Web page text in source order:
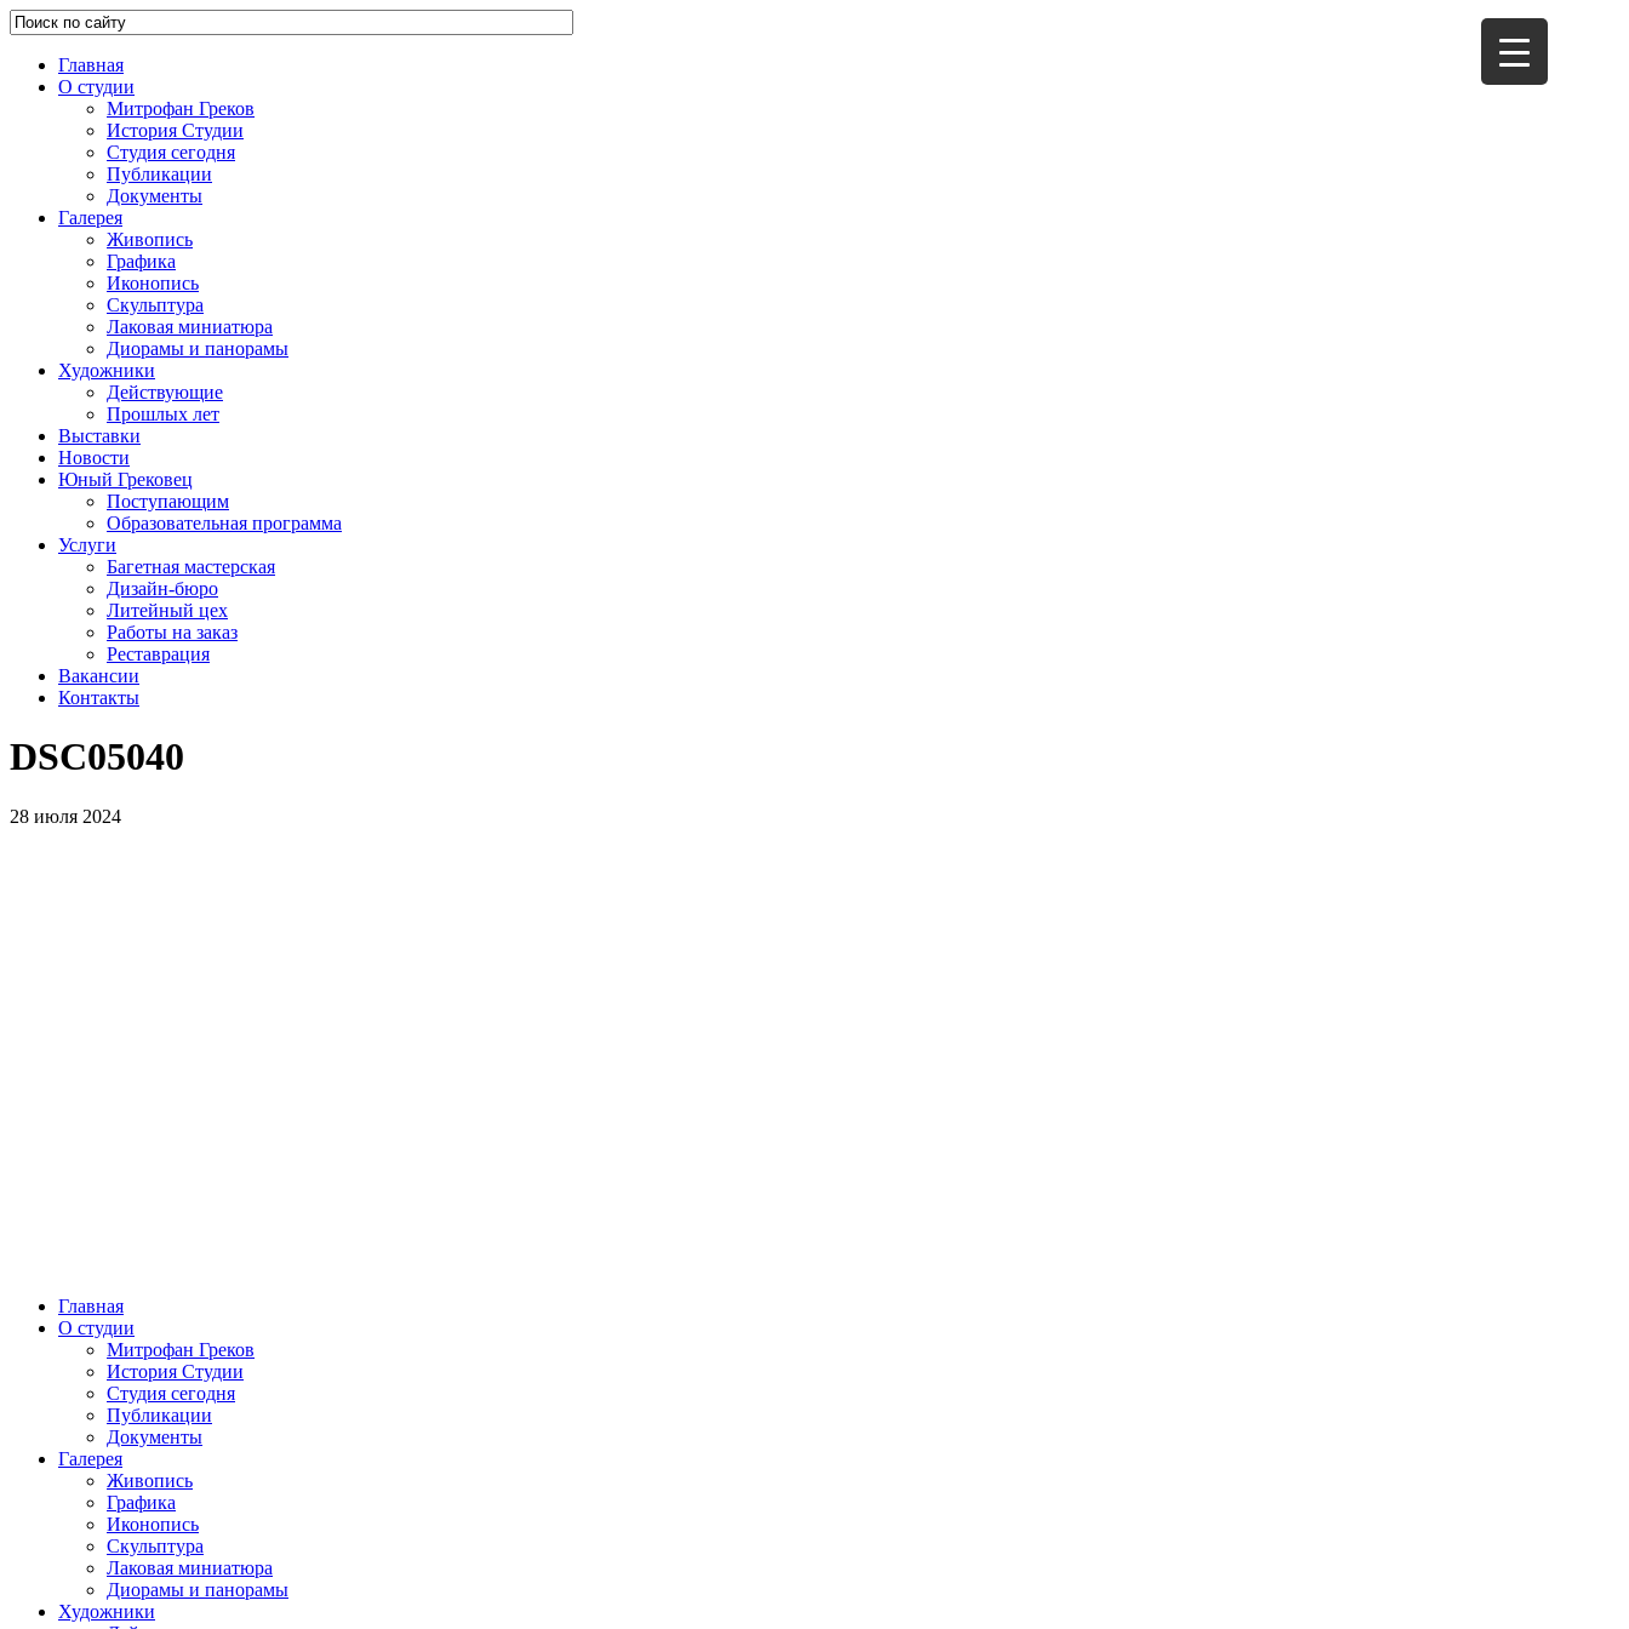
Главная
О студии
Митрофан Греков
История Студии
Студия сегодня
Публикации
Документы
Галерея
Живопись
Графика
Иконопись
Скульптура
Лаковая миниатюра
Диорамы и панорамы
Художники
Действующие
Прошлых лет
Выставки
Новости
Юный Грековец
Поступающим
Образовательная программа
Услуги
Багетная мастерская
Дизайн-бюро
Литейный цех
Работы на заказ
Реставрация
Вакансии
Контакты
DSC05040
28 июля 2024
Главная
О студии
Митрофан Греков
История Студии
Студия сегодня
Публикации
Документы
Галерея
Живопись
Графика
Иконопись
Скульптура
Лаковая миниатюра
Диорамы и панорамы
Художники